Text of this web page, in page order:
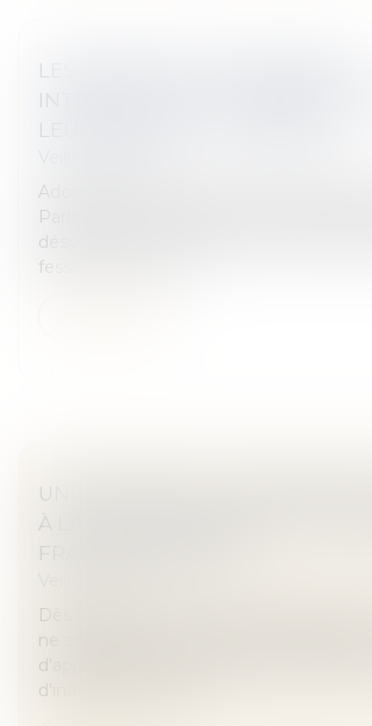
LES PARENTS ONT DÉSORMAIS
INTERDICTION DE DONNER UNE
LEURS ENFANTS - L'EXPRESS
Adoptée définitivement jeudi 22
Parlement, la loi Egalité et citoyenneté
désormais "tout recours aux violences
fessée, c'est fini. D...
UNE SEMAINE DE
À LA COUR DE CASSATION -
FRANCIS LEFEBVRE
Dès lors que le contrat de travail signé
ne stipule aucune condition suspensive,
d'appel ne saurait rejeter la demande en
d'indemnités de rup...